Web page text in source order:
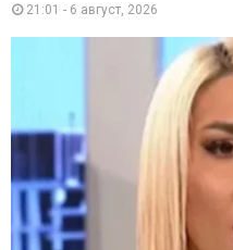
21:01 - 6 август, 2026